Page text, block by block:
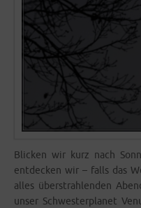
Bli­cken wir kurz nach
ent­de­cken wir – falls das
alles über­strah­len­den
unser Schwes­ter­pla­net